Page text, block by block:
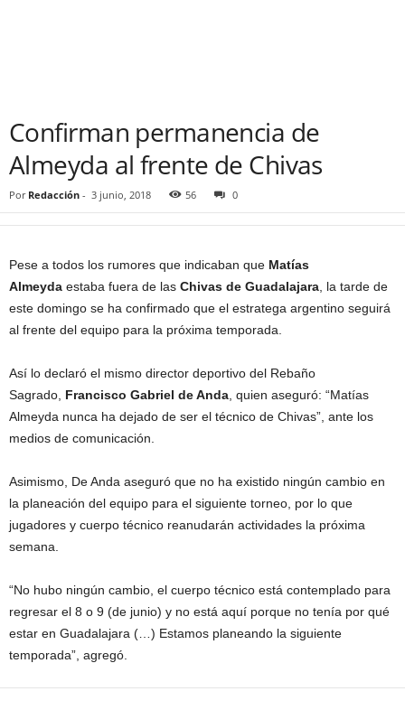
Confirman permanencia de
Almeyda al frente de Chivas
Por Redacción - 3 junio, 2018 56 0
Pese a todos los rumores que indicaban que Matías
Almeyda estaba fuera de las Chivas de Guadalajara , la tarde de
este domingo se ha confirmado que el estratega argentino seguirá
al frente del equipo para la próxima temporada.
Así lo declaró el mismo director deportivo del Rebaño
Sagrado, Francisco Gabriel de Anda , quien aseguró: “Matías
Almeyda nunca ha dejado de ser el técnico de Chivas”, ante los
medios de comunicación.
Asimismo, De Anda aseguró que no ha existido ningún cambio en
la planeación del equipo para el siguiente torneo, por lo que
jugadores y cuerpo técnico reanudarán actividades la próxima
semana.
“No hubo ningún cambio, el cuerpo técnico está contemplado para
regresar el 8 o 9 (de junio) y no está aquí porque no tenía por qué
estar en Guadalajara (…) Estamos planeando la siguiente
temporada”, agregó.